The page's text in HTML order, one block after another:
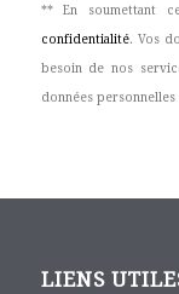
** En soumettant
confidentialité. Vos
besoin de nos
données personnelles
LIENS